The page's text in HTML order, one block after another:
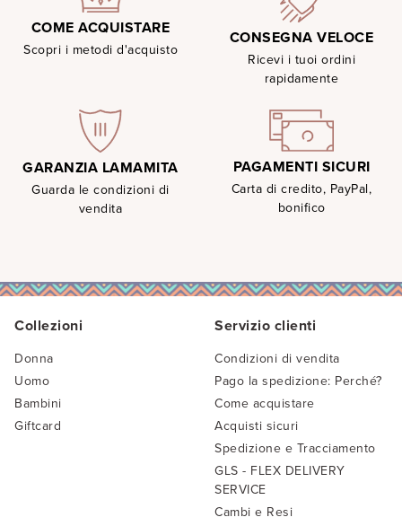
COME ACQUISTARE
Scopri i metodi d'acquisto
CONSEGNA VELOCE
Ricevi i tuoi ordini
rapidamente
GARANZIA LAMAMITA
Guarda le condizioni di
vendita
PAGAMENTI SICURI
Carta di credito, PayPal,
bonifico
Collezioni
Donna
Uomo
Bambini
Giftcard
Servizio clienti
Condizioni di vendita
Pago la spedizione: Perché?
Come acquistare
Acquisti sicuri
Spedizione e Tracciamento
GLS - FLEX DELIVERY
SERVICE
Cambi e Resi